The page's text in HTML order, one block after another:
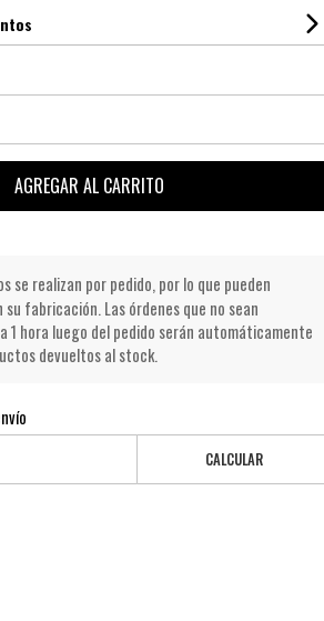
AGREGAR AL CARRITO
se realizan por pedido, por lo que pueden
fabricación. Las órdenes que no sean
1 hora luego del pedido serán automáticamente
devueltos al stock.
CALCULAR